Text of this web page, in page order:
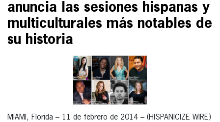
anuncia las sesiones hispanas y
multiculturales más notables de
su historia
MIAMI, Florida – 11 de febrero de 2014 – (HISPANICIZE WIRE)